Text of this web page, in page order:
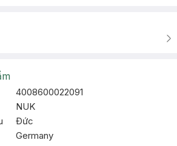
4008600022091
NUK
Ðức
Germany